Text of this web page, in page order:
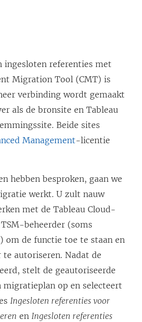
ingesloten referenties met
Migration Tool (CMT) is
verbinding wordt gemaakt
als de bronsite en Tableau
Beide sites
Management-licentie
hebben besproken, gaan we
werkt. U zult nauw
met de Tableau Cloud-
beheerder (soms
om de functie toe te staan en
te autoriseren. Nadat de
stelt de geautoriseerde
migratieplan op en selecteert
Ingesloten referenties voor
en Ingesloten referenties